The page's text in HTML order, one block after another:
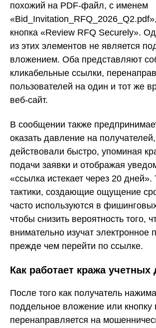
похожий на PDF-файл, с именем
кнопка «Review RFQ Securely».
из этих элементов не является
вложением. Оба представляют
кликабельные ссылки,
пользователей на один и тот же
веб-сайт.
В сообщении также
оказать давление на
действовали быстро, упоминая
подачи заявки и отображая
«ссылка истекает через 20 дней».
тактики, создающие ощущение
часто используются в
чтобы снизить вероятность того,
внимательно изучат электронное
прежде чем перейти по ссылке.
Как работает кража
После того как получатель
поддельное вложение или кнопку
перенаправляется на